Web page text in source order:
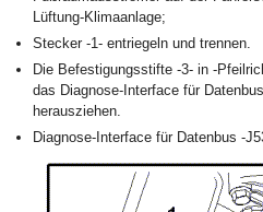
Lüftung-Klimaanlage;
Stecker -1- entriegeln und trennen.
Die Befestigungsstifte -3- in -
das Diagnose-Interface für
herausziehen.
Diagnose-Interface für Datenbus -